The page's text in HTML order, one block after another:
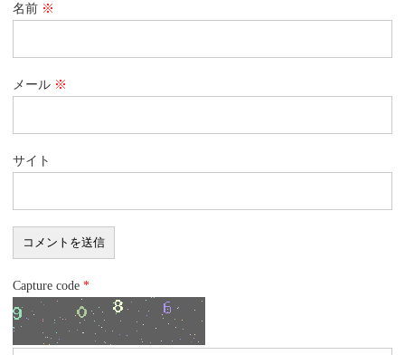
名前 ※
メール ※
サイト
Capture code *